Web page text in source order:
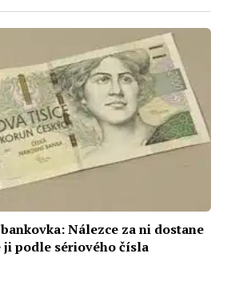
Nálezce za ni dostane
ji podle sériového čísla